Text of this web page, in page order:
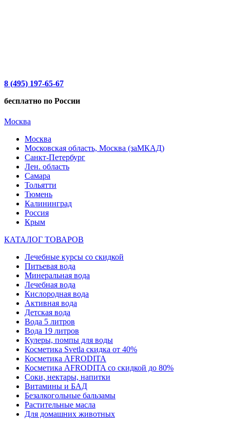
8 (495) 197-65-67
бесплатно по России
Москва
Москва
Московская область, Москва (заМКАД)
Санкт-Петербург
Лен. область
Самара
Тольятти
Тюмень
Калининград
Россия
Крым
КАТАЛОГ ТОВАРОВ
Лечебные курсы со скидкой
Питьевая вода
Минеральная вода
Лечебная вода
Кислородная вода
Активная вода
Детская вода
Вода 5 литров
Вода 19 литров
Кулеры, помпы для воды
Косметика Svetla скидка от 40%
Косметика AFRODITA
Косметика AFRODITA со скидкой до 80%
Соки, нектары, напитки
Витамины и БАД
Безалкогольные бальзамы
Растительные масла
Для домашних животных